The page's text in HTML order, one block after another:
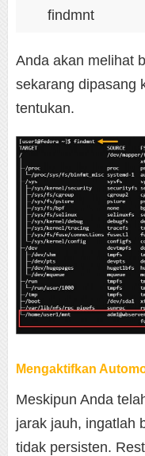
findmnt
Anda akan melihat
sekarang dipasang
tentukan.
Mengaktifkan
Meskipun Anda
jarak jauh, ingatlah
tidak persisten.